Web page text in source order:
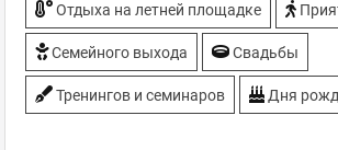
Отдыха на летней площадке
Семейного выхода Свадьбы
Тренингов и семинаров Дня